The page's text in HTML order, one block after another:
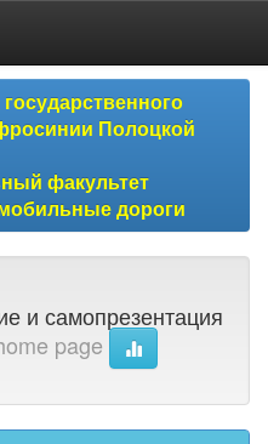
Полоцкой
факультет
дороги
и самопрезентация
page